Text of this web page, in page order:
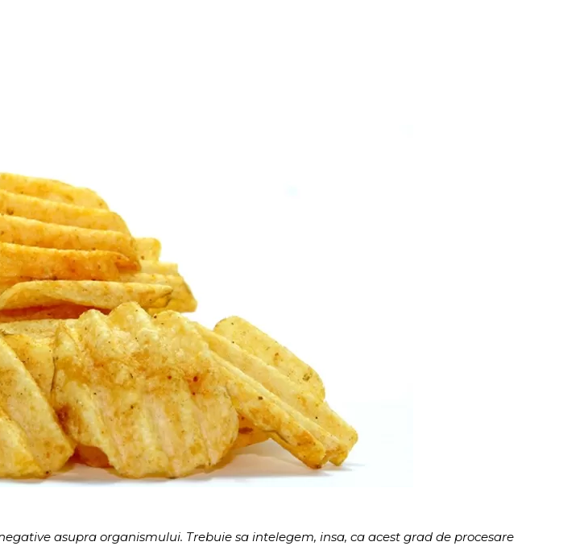
asupra organismului. Trebuie sa intelegem, insa, ca acest grad de procesare